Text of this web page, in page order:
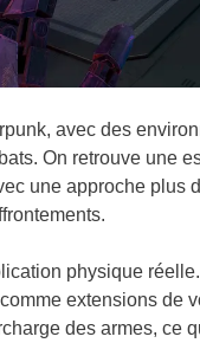
avec des
On retrouve une
une approche plus
physique
extensions de
des armes,